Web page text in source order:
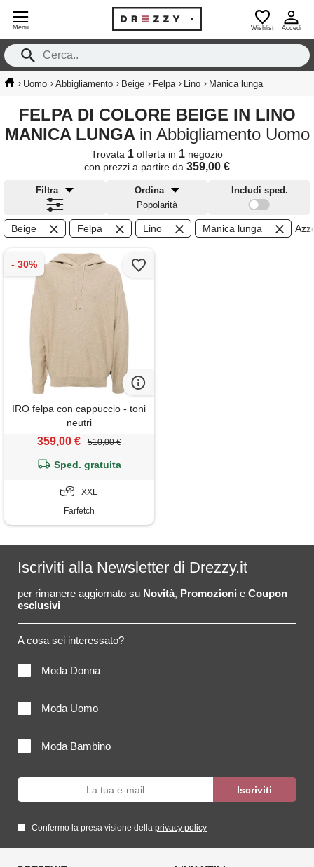
Menu Wishlist Accedi
› Uomo › Abbigliamento › Beige › Felpa › Lino › Manica lunga
FELPA DI COLORE BEIGE IN LINO
MANICA LUNGA in Abbigliamento Uomo
Trovata 1 offerta in 1 negozio
con prezzi a partire da 359,00 €
Filtra
Ordina
Popolarità
Includi sped.
Beige Felpa Lino Manica lunga
IRO felpa con cappuccio - toni
neutri
359,00 € 510,00 €
Sped. gratuita
XXL
Farfetch
Iscriviti alla Newsletter di Drezzy.it
per rimanere aggiornato su Novità, Promozioni e Coupon
esclusivi
A cosa sei interessato?
Moda Donna
Moda Uomo
Moda Bambino
Confermo la presa visione della privacy policy